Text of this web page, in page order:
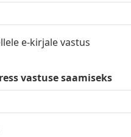
e-kirjale vastus
vastuse saamiseks